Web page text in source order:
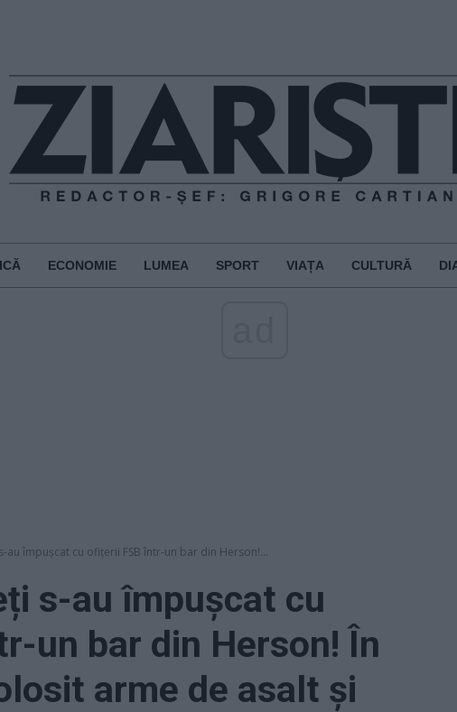
ECONOMIE LUMEA SPORT VIAȚA CULTURĂ
au împușcat cu ofițerii FSB într-un bar din Herson!...
s-au împușcat cu
un bar din Herson! În
arme de asalt și